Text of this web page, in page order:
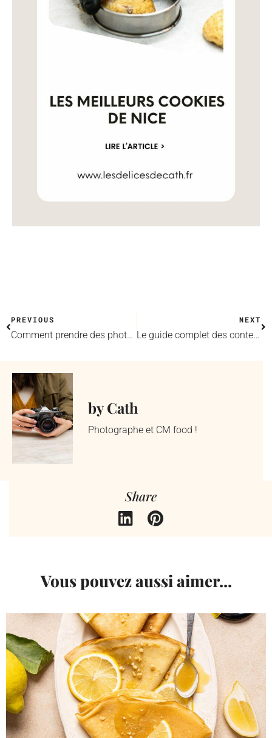
PREVIOUS
Comment prendre des photos comme un pro au téléphone
NEXT
Le guide complet des contenus Instagram
by Cath
Photographe et CM food !
Share
Vous pouvez aussi aimer...